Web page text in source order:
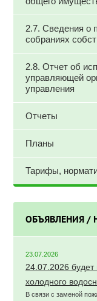
2.7. Сведения о
собраниях
2.8. Отчет об
управляющей
управления
Отчеты
Планы
Тарифы,
ОБЪЯВЛЕНИЯ /
23.07.2026
24.07.2026
холодного
В связи с заменой